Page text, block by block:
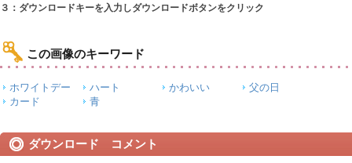
３：ダウンロードキーを入力しダウンロードボタンをクリック
この画像のキーワード
ホワイトデー ハート かわいい
父の日
カード
青
ダウンロード コメント